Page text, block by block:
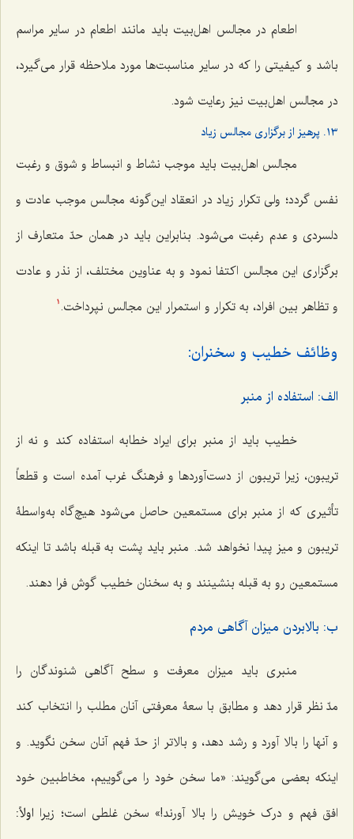
اطعام در مجالس اهل‌بیت باید مانند اطعام در سایر مراسم
باشد و کیفیتی را که در سایر مناسبت‌ها مورد ملاحظه قرار می‌گیرد،
در مجالس اهل‌بیت نیز رعایت شود.
١٣. پرهیز از برگزاری مجالس زیاد
مجالس اهل‌بیت باید موجب نشاط و انبساط و شوق و رغبت
نفس گردد؛ ولی تکرار زیاد در انعقاد این‌گونه مجالس موجب عادت و
دلسردی و عدم رغبت می‌شود. بنابراین باید در همان حدّ متعارف از
برگزاری این مجالس اکتفا نمود و به عناوین مختلف، از نذر و عادت
و تظاهر بین افراد، به تکرار و استمرار این مجالس نپرداخت. 1
وظائف خطیب و سخنران:
الف: استفاده از منبر
خطیب باید از منبر برای ایراد خطابه استفاده کند و نه از
تریبون، زیرا تریبون از دست‌آوردها و فرهنگ غرب آمده است و قطعاً
تأثیری که از منبر برای مستمعین حاصل می‌شود هیچ‌گاه به‌واسطۀ
تریبون و میز پیدا نخواهد شد. منبر باید پشت به قبله باشد تا اینکه
مستمعین رو به قبله بنشینند و به سخنان خطیب گوش فرا دهند.
ب: بالابردن میزان آگاهی مردم
منبری باید میزان معرفت و سطح آگاهی شنوندگان را
مدّ نظر قرار دهد و مطابق با سعۀ معرفتی آنان مطلب را انتخاب کند
و آنها را بالا آورد و رشد دهد، و بالاتر از حدّ فهم آنان سخن نگوید. و
اینکه بعضی می‌گویند: «ما سخن خود را می‌گوییم، مخاطبین خود
افق فهم و درک خویش را بالا آورند!» سخن غلطی است؛ زیرا اولاً: